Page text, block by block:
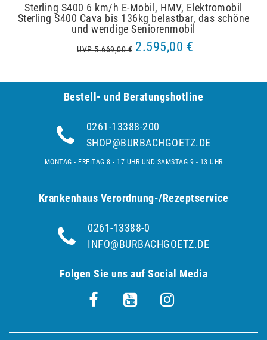
Sterling S400 6 km/h E-Mobil, HMV, Elektromobil
Sterling S400 Cava bis 136kg belastbar, das schöne
und wendige Seniorenmobil
UVP 5.669,00 € 2.595,00 €
Bestell- und Be­ra­tungs­hot­line
0261-13388-200
SHOP@BURBACHGOETZ.DE
MONTAG - FREITAG 8 - 17 UHR UND SAMSTAG 9 - 13 UHR
Krankenhaus Verordnung-/Rezeptservice
0261-13388-0
INFO@BURBACHGOETZ.DE
Folgen Sie uns auf Social Media